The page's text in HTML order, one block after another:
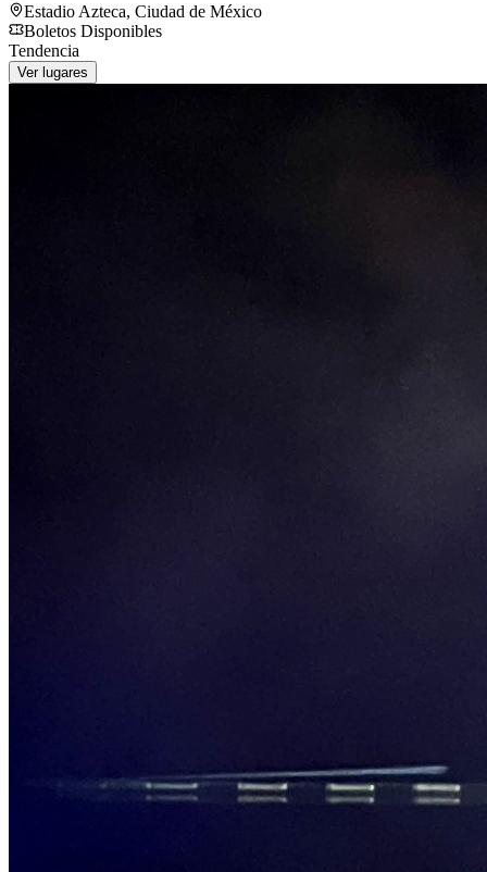
Estadio Azteca, Ciudad de México
Boletos Disponibles
Tendencia
Ver lugares